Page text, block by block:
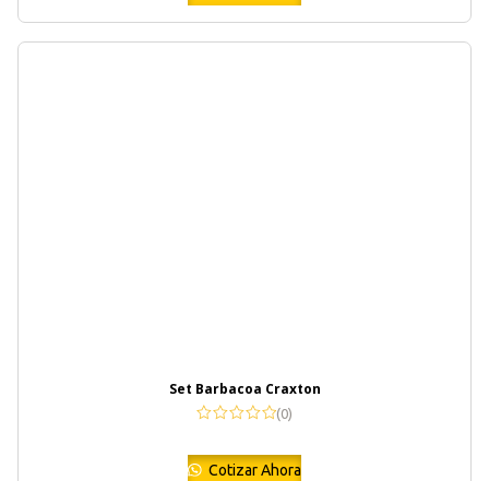
Set Barbacoa Craxton
(0)
Cotizar Ahora